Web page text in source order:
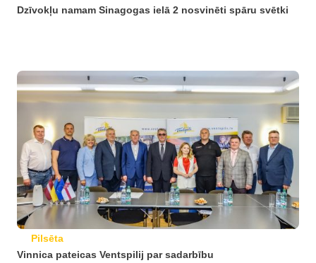
Dzīvokļu namam Sinagogas ielā 2 nosvinēti spāru svētki
Pilsēta
Vinnica pateicas Ventspilij par sadarbību